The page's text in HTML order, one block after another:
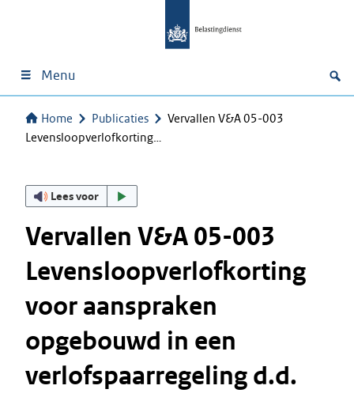
Menu
Home Publicaties
Vervallen V&A 05-003
Levensloopverlofkorting…
Lees voor
Vervallen V&A 05-003
Levensloopverlofkorting
voor aanspraken
opgebouwd in een
verlofspaarregeling d.d.